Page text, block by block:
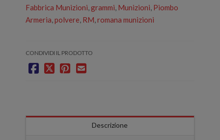
Fabbrica Munizioni,grammi, Munizioni, Piombo
Armeria,polvere, RM,romana munizioni
CONDIVIDI IL PRODOTTO
Descrizione